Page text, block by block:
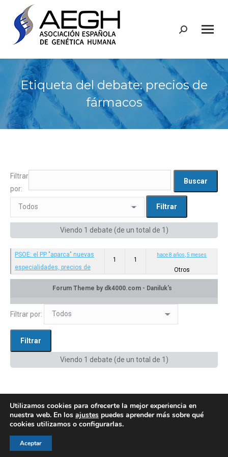
Buscar:
Etiqueta del debate: precios de
fármacos
Filtrar
por:
Viendo 1 debate (de un total de 1)
PSOE: el PP "aparca" nuevas
especialidades, precios de
fármacos, gestión clínica
1 1
hace 8 años, 5 meses
Otros
Filtrar por:
Viendo 1 debate (de un total de 1)
Utilizamos cookies para ofrecerte la mejor experiencia en
nuestra web. En los ajustes puedes aprender más sobre qué
cookies utilizamos o configurarlas.
Aceptar